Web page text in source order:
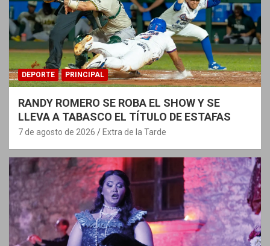
DEPORTE PRINCIPAL
RANDY ROMERO SE ROBA EL SHOW Y SE
LLEVA A TABASCO EL TÍTULO DE ESTAFAS
7 de agosto de 2026 Extra de la Tarde